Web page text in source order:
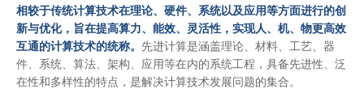
相较于传统计算技术在理论、硬件、系统以及应用等方面进行的创
新与优化，旨在提高算力、能效、灵活性，实现人、机、物更高效
互通的计算技术的统称。 先进计算是涵盖理论、材料、工艺、器
件、系统、算法、架构、应用等在内的系统工程，具备先进性、泛
在性和多样性的特点，是解决计算技术发展问题的集合。